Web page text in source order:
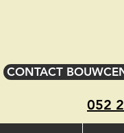
CONTACT
052